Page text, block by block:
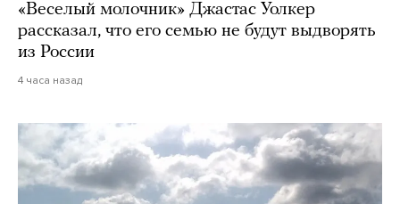
«Веселый молочник» Джастас Уолкер
рассказал, что его семью не будут выдворять
из России
4 часа назад